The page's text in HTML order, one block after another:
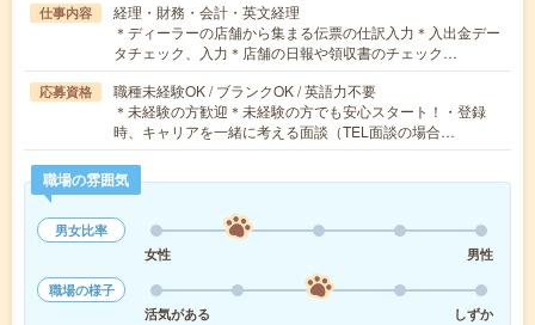
仕事内容
経理・財務・会計・英文経理
＊ディーラーの店舗から集まる伝票の仕訳入力＊入出金デー
タチェック、入力＊店舗の日報や領収書のチェック…
応募資格
職種未経験OK / ブランクOK / 英語力不要
＊未経験の方歓迎＊未経験の方でも安心スタート！・登録
時、キャリアを一緒に考える面談（TEL面談の場合…
職場の雰囲気
男女比率
女性
男性
職場の様子
活気がある
しずか